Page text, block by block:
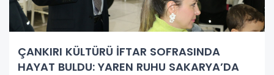
ÇANKIRI KÜLTÜRÜ İFTAR SOFRASINDA
HAYAT BULDU: YAREN RUHU SAKARYA’DA